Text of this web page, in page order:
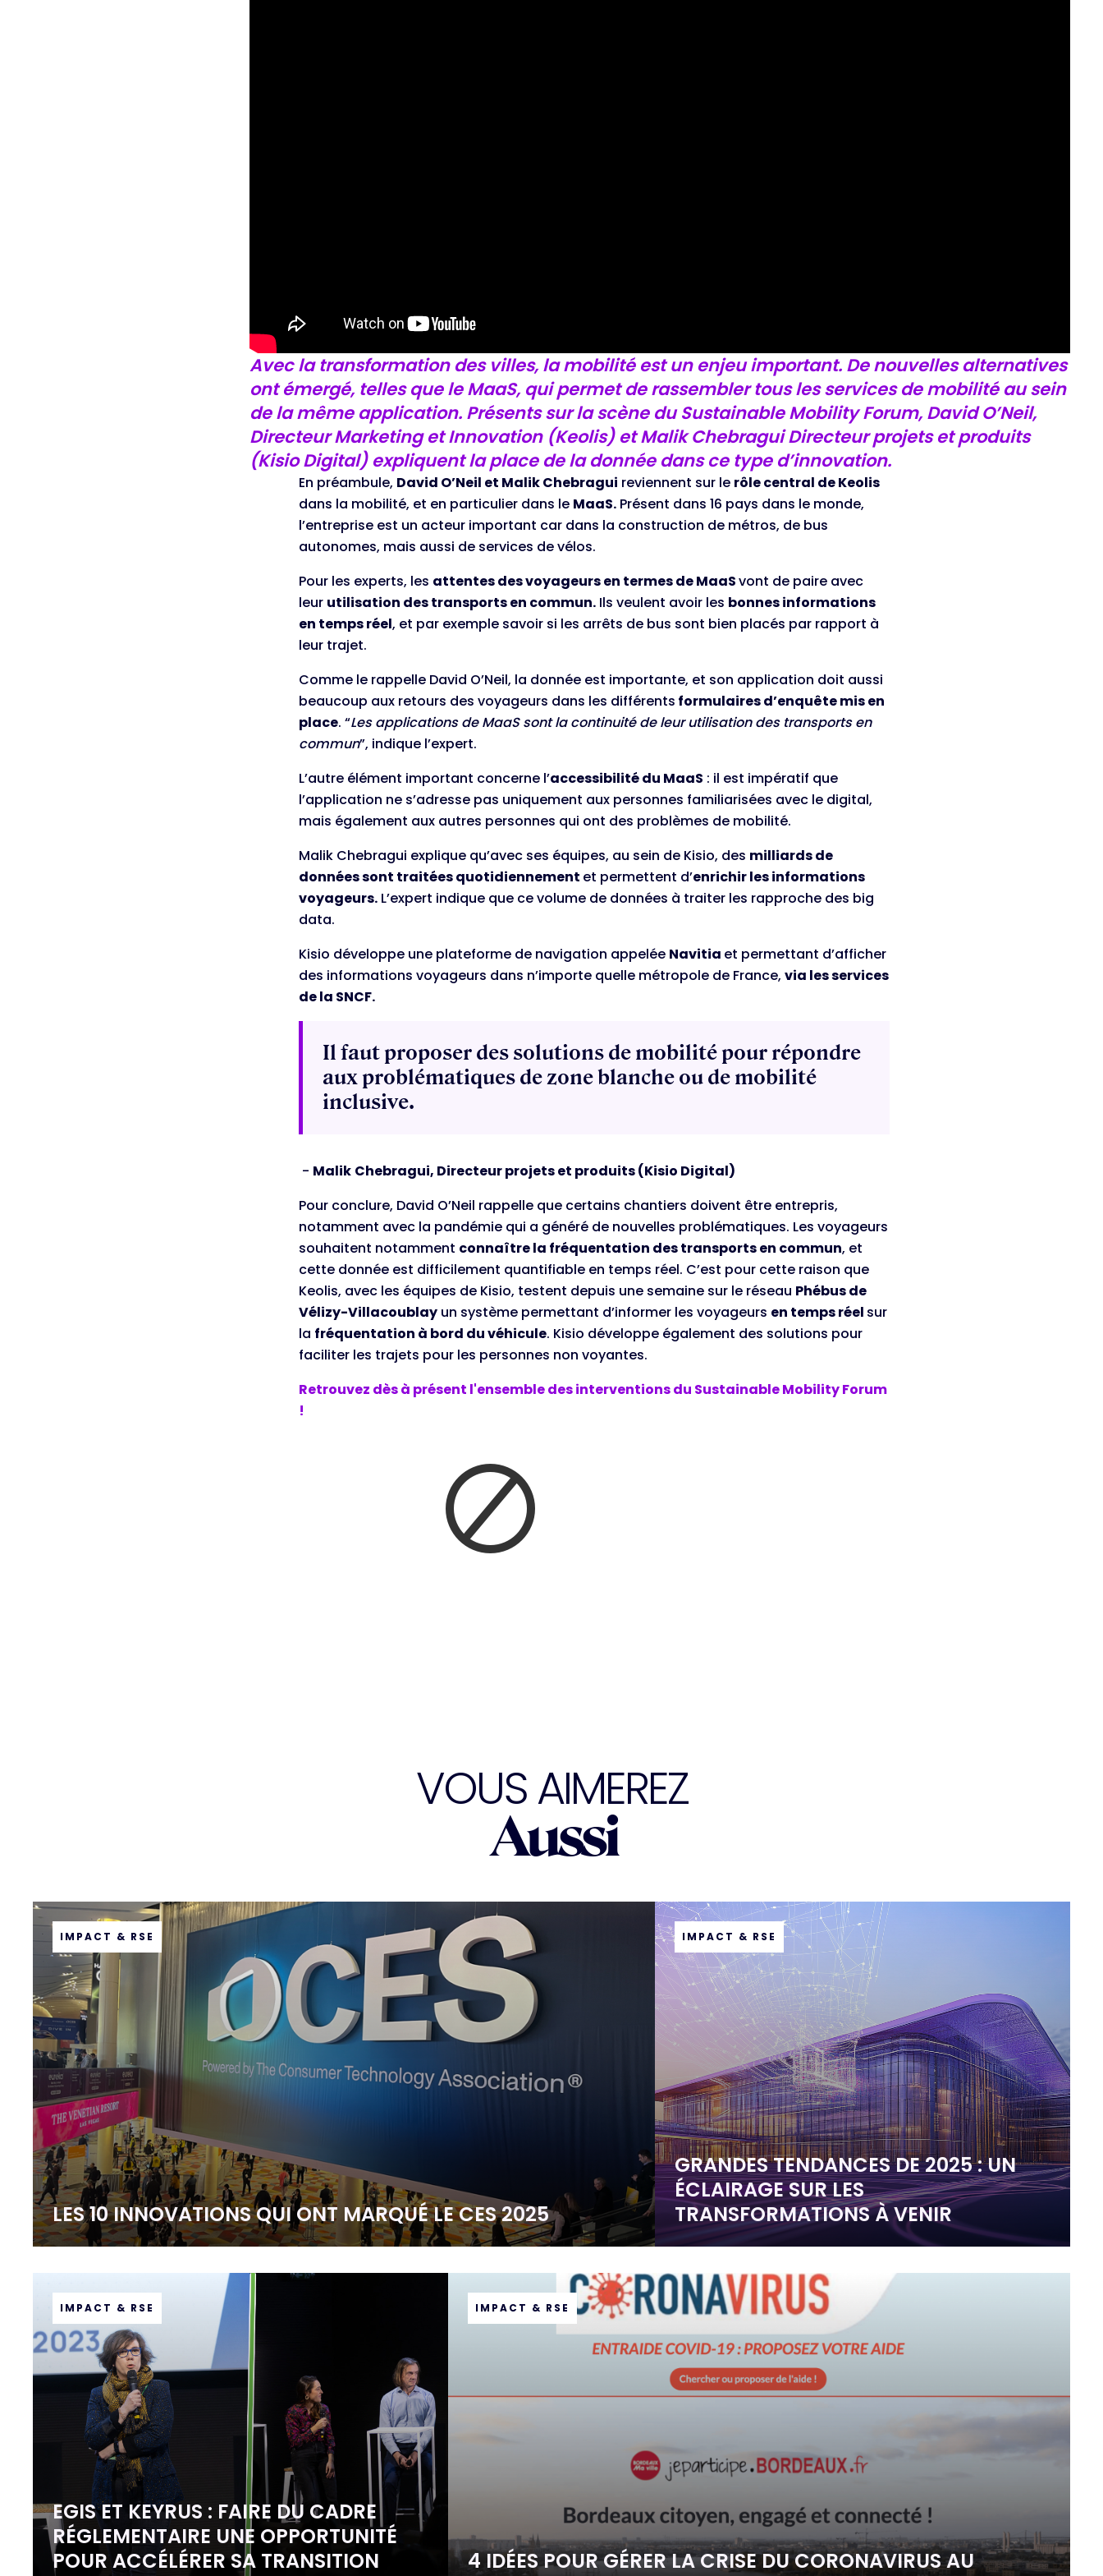
Avec la transformation des villes, la mobilité est un enjeu important. De nouvelles alternatives
ont émergé, telles que le MaaS, qui permet de rassembler tous les services de mobilité au sein
de la même application. Présents sur la scène du Sustainable Mobility Forum, David O’Neil,
Directeur Marketing et Innovation (Keolis) et Malik Chebragui Directeur projets et produits
(Kisio Digital) expliquent la place de la donnée dans ce type d’innovation.
En préambule, David O’Neil et Malik Chebragui reviennent sur le rôle central de Keolis
dans la mobilité, et en particulier dans le MaaS. Présent dans 16 pays dans le monde,
l’entreprise est un acteur important car dans la construction de métros, de bus
autonomes, mais aussi de services de vélos.
Pour les experts, les attentes des voyageurs en termes de MaaSvont de paire avec
leur utilisation des transports en commun. Ils veulent avoir les bonnes informations
en temps réel, et par exemple savoir si les arrêts de bus sont bien placés par rapport à
leur trajet.
Comme le rappelle David O’Neil, la donnée est importante, et son application doit aussi
beaucoup aux retours des voyageurs dans les différents formulaires d’enquête mis en
place. “Les applications de MaaS sont la continuité de leur utilisation des transports en
commun”, indique l’expert.
L’autre élément important concerne l’accessibilité du MaaS : il est impératif que
l’application ne s’adresse pas uniquement aux personnes familiarisées avec le digital,
mais également aux autres personnes qui ont des problèmes de mobilité.
Malik Chebragui explique qu’avec ses équipes, au sein de Kisio, des milliards de
données sont traitées quotidiennement et permettent d’enrichir les informations
voyageurs. L’expert indique que ce volume de données à traiter les rapproche des big
data.
Kisio développe une plateforme de navigation appelée Navitia et permettant d’afficher
des informations voyageurs dans n’importe quelle métropole de France, via les services
de la SNCF.
Il faut proposer des solutions de mobilité pour répondre
aux problématiques de zone blanche ou de mobilité
inclusive.
- Malik Chebragui, Directeur projets et produits (Kisio Digital)
Pour conclure, David O’Neil rappelle que certains chantiers doivent être entrepris,
notamment avec la pandémie qui a généré de nouvelles problématiques. Les voyageurs
souhaitent notamment connaître la fréquentation des transports en commun, et
cette donnée est difficilement quantifiable en temps réel. C’est pour cette raison que
Keolis, avec les équipes de Kisio, testent depuis une semaine sur le réseau Phébus de
Vélizy-Villacoublay un système permettant d’informer les voyageurs en temps réel sur
la fréquentation à bord du véhicule. Kisio développe également des solutions pour
faciliter les trajets pour les personnes non voyantes.
Retrouvez dès à présent l'ensemble des interventions du Sustainable Mobility Forum
!
VOUS AIMEREZ
Aussi
IMPACT & RSE
LES 10 INNOVATIONS QUI ONT MARQUÉ LE CES 2025
IMPACT & RSE
GRANDES TENDANCES DE 2025 : UN
ÉCLAIRAGE SUR LES
TRANSFORMATIONS À VENIR
IMPACT & RSE
4 IDÉES POUR GÉRER LA CRISE DU CORONAVIRUS AU
IMPACT & RSE
EGIS ET KEYRUS : FAIRE DU CADRE
RÉGLEMENTAIRE UNE OPPORTUNITÉ
POUR ACCÉLÉRER SA TRANSITION